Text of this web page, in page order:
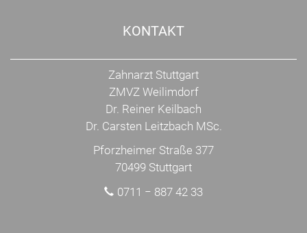
KONTAKT
Zahnarzt Stuttgart
ZMVZ Weilimdorf
Dr. Reiner Keilbach
Dr. Carsten Leitzbach MSc.
Pforzheimer Straße 377
70499 Stuttgart
0711 − 887 42 33